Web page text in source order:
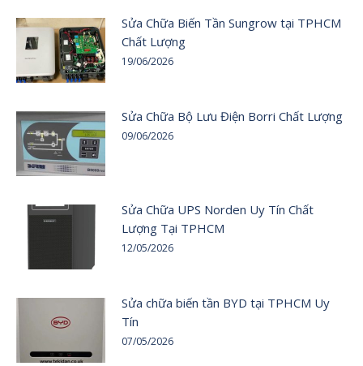
Sửa Chữa Biến Tần Sungrow tại TPHCM
Chất Lượng
19/06/2026
Sửa Chữa Bộ Lưu Điện Borri Chất Lượng
09/06/2026
Sửa Chữa UPS Norden Uy Tín Chất
Lượng Tại TPHCM
12/05/2026
Sửa chữa biến tần BYD tại TPHCM Uy
Tín
07/05/2026